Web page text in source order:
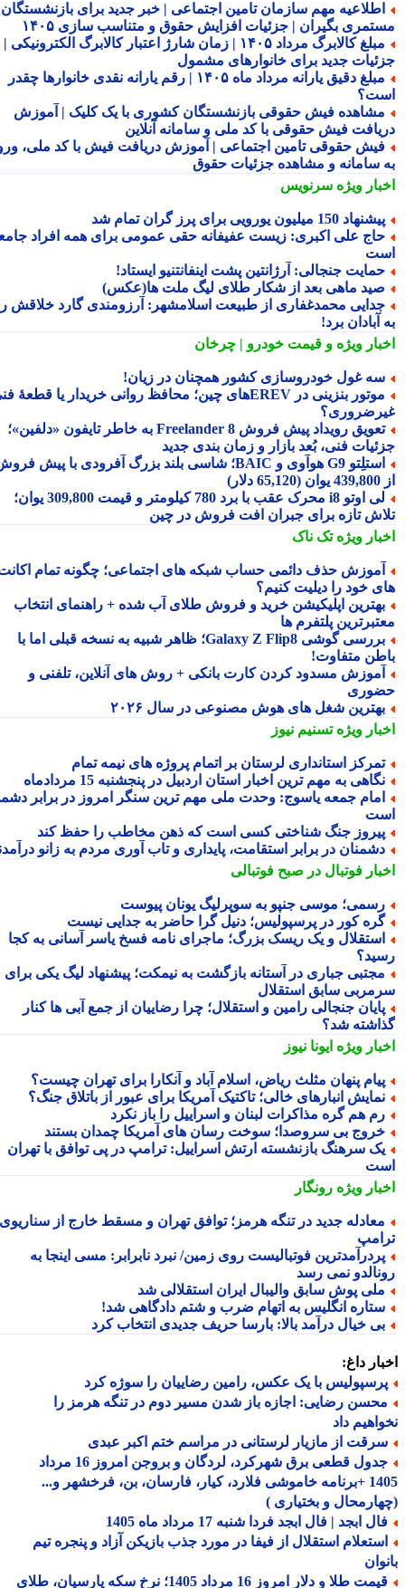
مهم سازمان تامین اجتماعی | خبر جدید برای بازنشستگان و
بگیران | جزئیات افزایش حقوق و متناسب سازی ۱۴۰۵
مبلغ کالابرگ مرداد ۱۴۰۵ | زمان شارژ اعتبار کالابرگ الکترونیکی |
جدید برای خانوارهای مشمول
مبلغ دقیق یارانه مرداد ماه ۱۴۰۵ | رقم یارانه نقدی خانوارها چقدر
فیش حقوقی بازنشستگان کشوری با یک کلیک | آموزش
فیش حقوقی با کد ملی و سامانه آنلاین
حقوقی تامین اجتماعی | آموزش دریافت فیش با کد ملی، ورود
سامانه و مشاهده جزئیات حقوق
ویژهسرنویس
150 میلیون یورویی برای پرز گران تمام شد
علی اکبری: زیست عفیفانه حقی عمومی برای همه افراد جامعه
جنجالی: آرژانتین پشت اینفانتنیو ایستاد!
ماهی بعد از شکار طلای لیگ ملت ها(عکس)
محمدغفاری از طبیعت اسلامشهر: آرزومندی گارد خلاقش را
آبادان برد!
ویژهو قیمت خودرو | چرخان
غول خودروسازی کشور همچنان در زیان!
موتور بنزینی در EREVهای چین؛ محافظ روانی خریدار یا قطعهٔ فنی
تعویق رویداد پیش فروش Freelander 8 به خاطر تایفون «دلفین»؛
فنی، بُعد بازار و زمان بندی جدید
استلِتو G9 هوآوی و BAIC؛ شاسی بلند بزرگ آفرودی با پیش فروش
لی اوتو i8 محرک عقب با برد 780 کیلومتر و قیمت 309,800 یوان؛
تازه برای جبران افت فروش در چین
ویژهتک ناک
حذف دائمی حساب شبکه های اجتماعی؛ چگونه تمام اکانت
خود را دیلیت کنیم؟
اپلیکیشن خرید و فروش طلای آب شده + راهنمای انتخاب
پلتفرم ها
بررسی گوشی Galaxy Z Flip8؛ ظاهر شبیه به نسخه قبلی اما با
متفاوت!
مسدود کردن کارت بانکی + روش های آنلاین، تلفنی و
شغل های هوش مصنوعی در سال ۲۰۲۶
ویژهتسنیم نیوز
استانداری لرستان بر اتمام پروژه های نیمه تمام
به مهم ترین اخبار استان اردبیل در پنجشنبه 15 مردادماه
جمعه یاسوج: وحدت ملی مهم ترین سنگر امروز در برابر دشمن
جنگ شناختی کسی است که ذهن مخاطب را حفظ کند
در برابر استقامت، پایداری و تاب آوری مردم به زانو درآمدند
فوتبال در صبح فوتبالی
موسی جنپو به سوپرلیگ یونان پیوست
کور در پرسپولیس؛ دنیل گرا حاضر به جدایی نیست
و یک ریسک بزرگ؛ ماجرای نامه فسخ یاسر آسانی به کجا
جباری در آستانه بازگشت به نیمکت؛ پیشنهاد لیگ یکی برای
سابق استقلال
جنجالی رامین و استقلال؛ چرا رضاییان از جمع آبی ها کنار
شد؟
ویژهایونا نیوز
پنهان مثلث ریاض، اسلام آباد و آنکارا برای تهران چیست؟
انبارهای خالی؛ تاکتیک آمریکا برای عبور از باتلاق جنگ؟
هم گره مذاکرات لبنان و اسراییل را باز نکرد
بی سروصدا؛ سوخت رسان های آمریکا چمدان بستند
سرهنگ بازنشسته ارتش اسراییل: ترامپ در پی توافق با تهران
ویژهرونگار
جدید در تنگه هرمز؛ توافق تهران و مسقط خارج از سناریوی
فوتبالیست روی زمین/ نبرد نابرابر: مسی اینجا به
نمی رسد
پوش سابق والیبال ایران استقلالی شد
انگلیس به اتهام ضرب و شتم دادگاهی شد!
خیال درآمد بالا: بارسا حریف جدیدی انتخاب کرد
داغ:
با یک عکس، رامین رضاییان را سوژه کرد
رضایی: اجازه باز شدن مسیر دوم در تنگه هرمز را
داد
از مازیار لرستانی در مراسم ختم اکبر عبدی
جدول قطعی برق شهرکرد، لردگان و بروجن امروز 16 مرداد
1405 +برنامه خاموشی فلارد، کیار، فارسان، بن، فرخشهر و...
و بختیاری )
ابجد | فال ابجد فردا شنبه 17 مرداد ماه 1405
استقلال از فیفا در مورد جذب بازیکن آزاد و پنجره تیم
قیمت طلا و دلار امروز 16 مرداد 1405؛ نرخ سکه پارسیان، طلای